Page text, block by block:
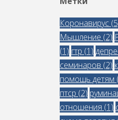
Коронавирус
Мышление (2)
(1) гтр (1)
семинаров (2)
помощь детям
птср (2)
отношения (1)